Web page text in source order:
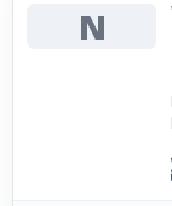
N